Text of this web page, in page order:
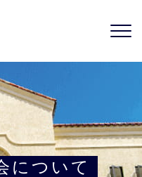
について